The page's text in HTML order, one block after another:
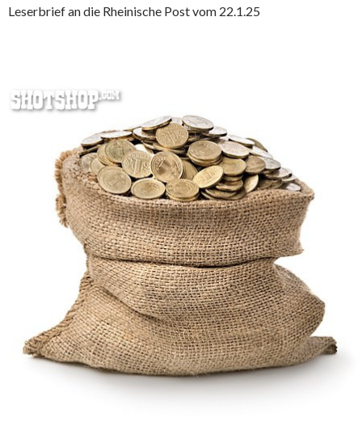
Leserbrief an die Rheinische Post vom 22.1.25